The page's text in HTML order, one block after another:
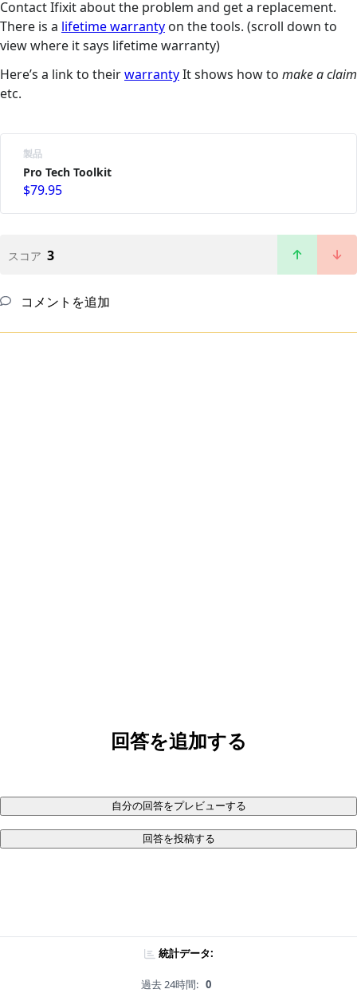
Contact Ifixit about the problem and get a replacement.
There is a lifetime warranty on the tools. (scroll down to
view where it says lifetime warranty)
Here’s a link to theirwarrantyIt shows how to make a claim
etc.
製品
Pro Tech Toolkit
$79.95
スコア 3
コメントを追加
回答を追加する
自分の回答をプレビューする
回答を投稿する
統計データ:
過去 24時間: 0